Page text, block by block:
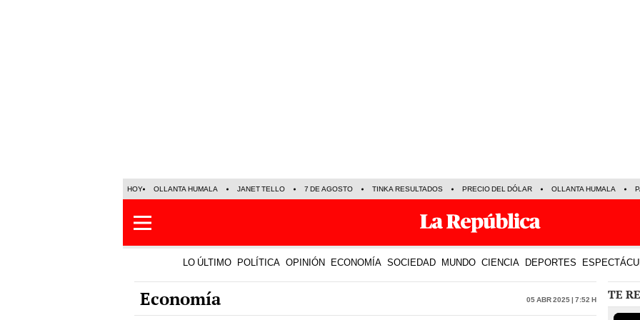
HOY OLLANTA HUMALA JANET TELLO 7 DE AGOSTO TINKA RESULTADOS PRECIO DEL DÓLAR OLLANTA HUMALA
LO ÚLTIMO POLÍTICA OPINIÓN ECONOMÍA SOCIEDAD MUNDO CIENCIA DEPORTES
Economía 05 Abr 2025 | 7:52 h TE